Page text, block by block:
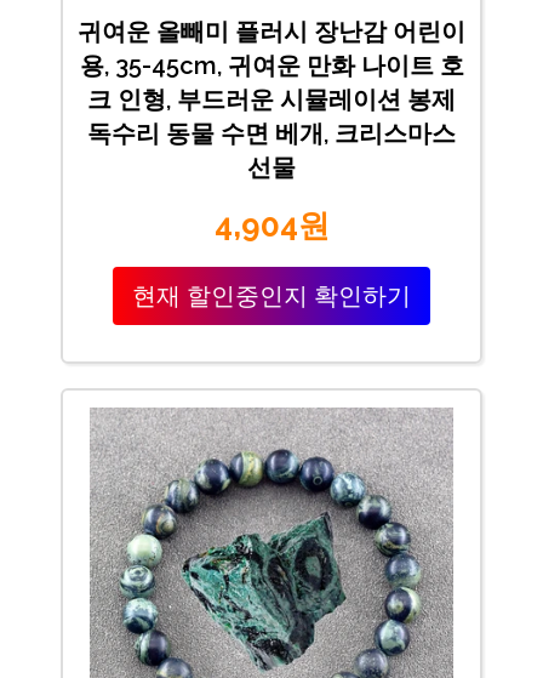
귀여운 올빼미 플러시 장난감 어린이
용, 35-45cm, 귀여운 만화 나이트 호
크 인형, 부드러운 시뮬레이션 봉제
독수리 동물 수면 베개, 크리스마스
선물
4,904원
현재 할인중인지 확인하기